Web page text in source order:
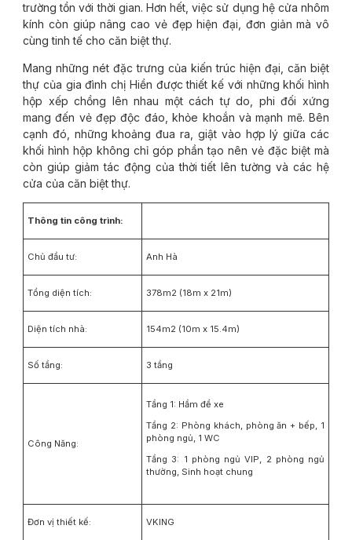
trường tồn với thời gian. Hơn hết, việc sử dụng hệ cửa nhôm
kính còn giúp nâng cao vẻ đẹp hiện đại, đơn giản mà vô
cùng tinh tế cho căn biệt thự.
Mang những nét đặc trưng của kiến trúc hiện đại, căn biệt
thự của gia đình chị Hiền được thiết kế với những khối hình
hộp xếp chồng lên nhau một cách tự do, phi đối xứng
mang đến vẻ đẹp độc đáo, khỏe khoắn và mạnh mẽ. Bên
cạnh đó, những khoảng đua ra, giật vào hợp lý giữa các
khối hình hộp không chỉ góp phần tạo nên vẻ đặc biệt mà
còn giúp giảm tác động của thời tiết lên tường và các hệ
cửa của căn biệt thự.
Thông tin công trình:
Chủ đầu tư: Anh Hà
Tổng diện tích: 378m2 (18m x 21m)
Diện tích nhà: 154m2 (10m x 15.4m)
Số tầng: 3 tầng
Công Năng:
Tầng 1: Hầm để xe
Tầng 2: Phòng khách, phòng ăn + bếp, 1
phòng ngủ, 1 WC
Tầng 3: 1 phòng ngủ VIP, 2 phòng ngủ
thường, Sinh hoạt chung
Đơn vị thiết kế: VKING